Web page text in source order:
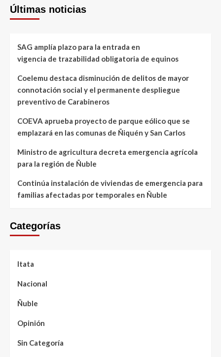
Últimas noticias
SAG amplía plazo para la entrada en
vigencia de trazabilidad obligatoria de equinos
Coelemu destaca disminución de delitos de mayor
connotación social y el permanente despliegue
preventivo de Carabineros
COEVA aprueba proyecto de parque eólico que se
emplazará en las comunas de Ñiquén y San Carlos
Ministro de agricultura decreta emergencia agrícola
para la región de Ñuble
Continúa instalación de viviendas de emergencia para
familias afectadas por temporales en Ñuble
Categorías
Itata
Nacional
Ñuble
Opinión
Sin Categoría